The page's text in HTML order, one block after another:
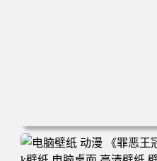
电脑壁纸 动漫 小白 日落 木
电脑桌面 高清壁纸 壁纸下载